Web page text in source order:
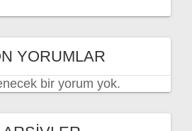
YORUMLAR
bir yorum yok.